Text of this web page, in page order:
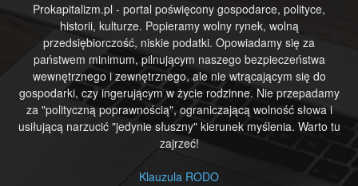
Prokapitalizm.pl - portal poświęcony gospodarce, polityce,
historii, kulturze. Popieramy wolny rynek, wolną
przedsiębiorczość, niskie podatki. Opowiadamy się za
państwem minimum, pilnującym naszego bezpieczeństwa
wewnętrznego i zewnętrznego, ale nie wtrącającym się do
gospodarki, czy ingerującym w życie rodzinne. Nie przepadamy
za "polityczną poprawnością", ograniczającą wolność słowa i
usiłującą narzucić "jedynie słuszny" kierunek myślenia. Warto tu
zajrzeć!
Klauzula RODO